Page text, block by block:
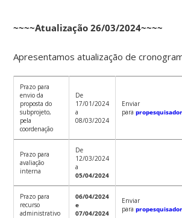
~~~~Atualização 26/03/2024~~~~
Apresentamos atualização de
Prazo para
envio da
proposta do
subprojeto,
pela
coordenação
De
17/01/2024
a
08/03/2024
Enviar
para
Prazo para
avaliação
interna
De
12/03/2024
a
05/04/2024
Prazo para
recurso
administrativo
06/04/2024
e
07/04/2024
Enviar
para